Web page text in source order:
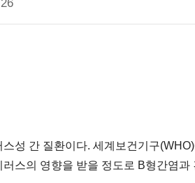
성 간 질환이다. 세계보건기구
스의 영향을 받을 정도로 B형간염과